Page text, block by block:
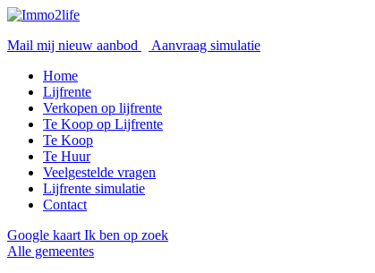
Mail mij nieuw aanbod
Aanvraag simulatie
Home
Lijfrente
Verkopen op lijfrente
Te Koop op Lijfrente
Te Koop
Te Huur
Veelgestelde vragen
Lijfrente simulatie
Contact
Google kaart Ik ben op zoek
Alle gemeentes